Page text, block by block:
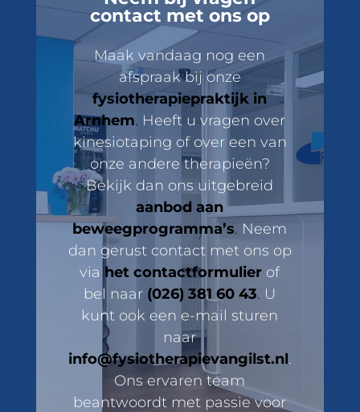
contact met ons op
Maak vandaag nog een
afspraak bij onze
fysiotherapiepraktijk in
Arnhem. Heeft u vragen over
kinesiotaping of over een van
onze andere therapieën?
Bekijk dan ons uitgebreid
aanbod aan
beweegprogramma’s. Neem
dan gerust contact met ons op
via het contactformulier of
bel naar (026) 381 60 43. U
kunt ook een e-mail sturen
naar
info@fysiotherapievangilst.nl.
Ons ervaren team
beantwoordt met passie voor